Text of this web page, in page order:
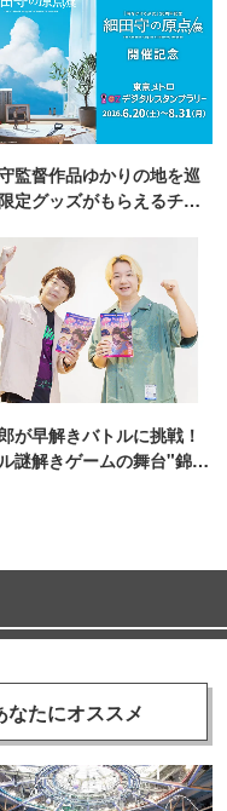
監督作品ゆかりの地を巡
定グッズがもらえるチャ
が早解きバトルに挑戦！
謎解きゲームの舞台"錦糸
なたにオススメ